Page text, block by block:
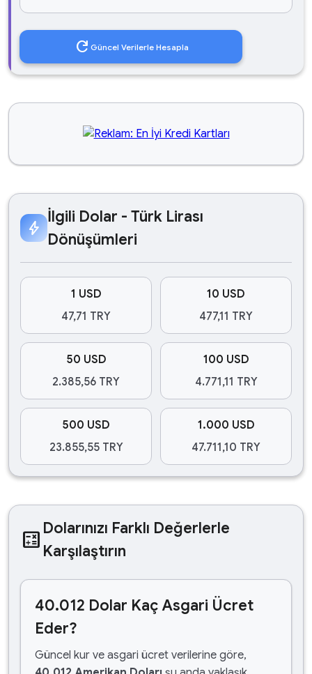
refresh Güncel Verilerle Hesapla
bolt
İlgili Dolar - Türk Lirası
Dönüşümleri
1 USD
47,71 TRY
10 USD
477,11 TRY
50 USD
2.385,56 TRY
100 USD
4.771,11 TRY
500 USD
23.855,55 TRY
1.000 USD
47.711,10 TRY
calculate Dolarınızı Farklı Değerlerle
Karşılaştırın
40.012 Dolar Kaç Asgari Ücret
Eder?
Güncel kur ve asgari ücret verilerine göre,